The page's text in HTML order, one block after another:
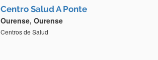
Centro Salud A Ponte
Ourense, Ourense
Centros de Salud